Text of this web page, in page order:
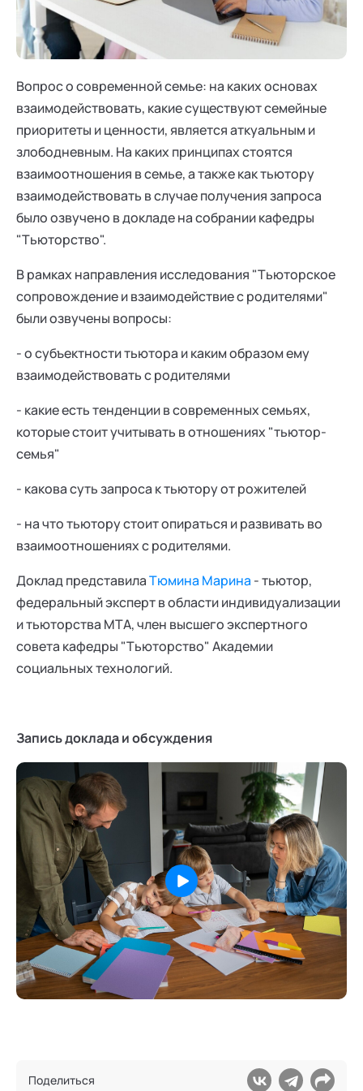
Вопрос о современной семье: на каких основах
взаимодействовать, какие существуют семейные
приоритеты и ценности, является аткуальным и
злободневным. На каких принципах стоятся
взаимоотношения в семье, а также как тьютору
взаимодействовать в случае получения запроса
было озвучено в докладе на собрании кафедры
"Тьюторство".
В рамках направления исследования "Тьюторское
сопровождение и взаимодействие с родителями"
были озвучены вопросы:
- о субъектности тьютора и каким образом ему
взаимодействовать с родителями
- какие есть тенденции в современных семьях,
которые стоит учитывать в отношениях "тьютор-
семья"
- какова суть запроса к тьютору от рожителей
- на что тьютору стоит опираться и развивать во
взаимоотношениях с родителями.
Доклад представилаТюмина Марина - тьютор,
федеральный эксперт в области индивидуализации
и тьюторства МТА, член высшего экспертного
совета кафедры "Тьюторство" Академии
социальных технологий.
Запись доклада и обсуждения
Поделиться
Профессионалам
Поддержка
Режим работы и тп